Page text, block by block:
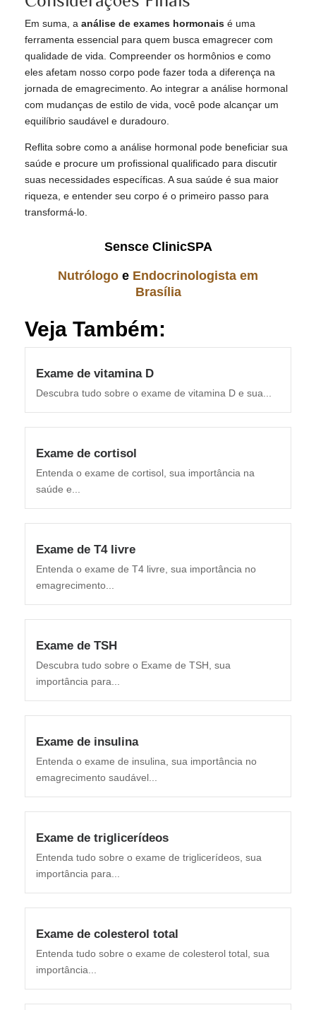
Em suma, a análise de exames hormonais é uma
ferramenta essencial para quem busca emagrecer com
qualidade de vida. Compreender os hormônios e como
eles afetam nosso corpo pode fazer toda a diferença na
jornada de emagrecimento. Ao integrar a análise hormonal
com mudanças de estilo de vida, você pode alcançar um
equilíbrio saudável e duradouro.
Reflita sobre como a análise hormonal pode beneficiar sua
saúde e procure um profissional qualificado para discutir
suas necessidades específicas. A sua saúde é sua maior
riqueza, e entender seu corpo é o primeiro passo para
transformá-lo.
Sensce ClinicSPA
Nutrólogo e Endocrinologista em
Brasília
Veja Também:
Exame de vitamina D
Descubra tudo sobre o exame de vitamina D e sua...
Exame de cortisol
Entenda o exame de cortisol, sua importância na
saúde e...
Exame de T4 livre
Entenda o exame de T4 livre, sua importância no
emagrecimento...
Exame de TSH
Descubra tudo sobre o Exame de TSH, sua
importância para...
Exame de insulina
Entenda o exame de insulina, sua importância no
emagrecimento saudável...
Exame de triglicerídeos
Entenda tudo sobre o exame de triglicerídeos, sua
importância para...
Exame de colesterol total
Entenda tudo sobre o exame de colesterol total, sua
importância...